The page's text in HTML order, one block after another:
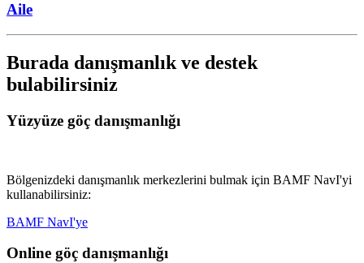
Aile
Burada danışmanlık ve destek
bulabilirsiniz
Yüzyüze göç danışmanlığı
Bölgenizdeki danışmanlık merkezlerini bulmak için BAMF NavI'yi
kullanabilirsiniz:
BAMF NavI'ye
Online göç danışmanlığı